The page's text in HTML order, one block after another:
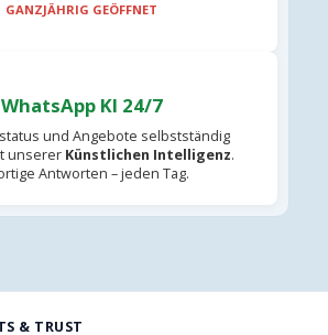
GANZJÄHRIG GEÖFFNET
WhatsApp KI 24/7
und Angebote selbstständig
unserer Künstlichen Intelligenz.
Antworten – jeden Tag.
& TRUST